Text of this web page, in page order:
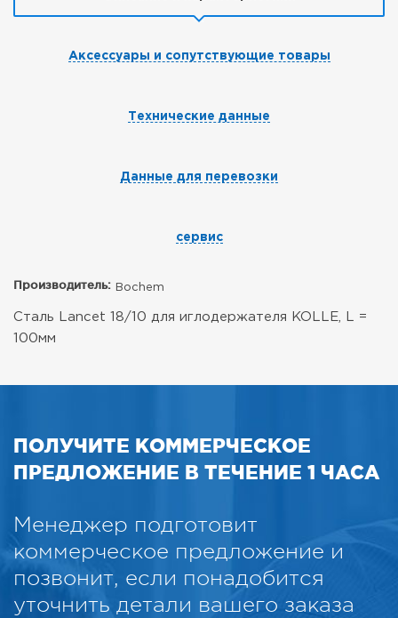
Аксессуары и сопутствующие товары
Технические данные
Данные для перевозки
сервис
Производитель: Bochem
Сталь Lancet 18/10 для иглодержателя KOLLE, L =
100мм
ПОЛУЧИТЕ КОММЕРЧЕСКОЕ
ПРЕДЛОЖЕНИЕ В ТЕЧЕНИЕ 1 ЧАСА
Менеджер подготовит
коммерческое предложение и
позвонит, если понадобится
уточнить детали вашего заказа